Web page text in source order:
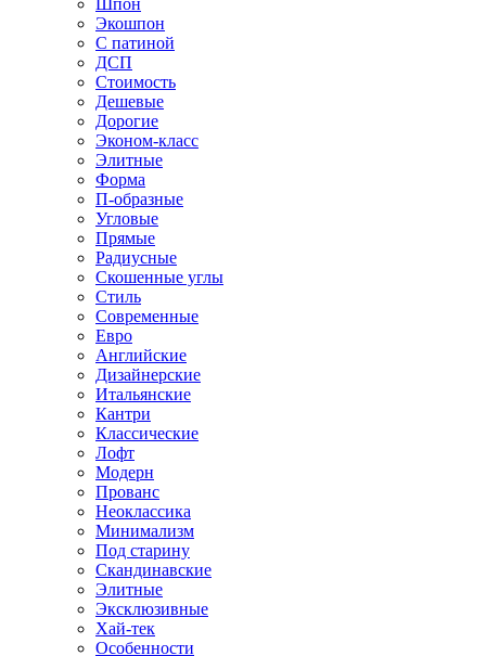
Шпон
Экошпон
С патиной
ДСП
Стоимость
Дешевые
Дорогие
Эконом-класс
Элитные
Форма
П-образные
Угловые
Прямые
Радиусные
Скошенные углы
Стиль
Современные
Евро
Английские
Дизайнерские
Итальянские
Кантри
Классические
Лофт
Модерн
Прованс
Неоклассика
Минимализм
Под старину
Скандинавские
Элитные
Эксклюзивные
Хай-тек
Особенности